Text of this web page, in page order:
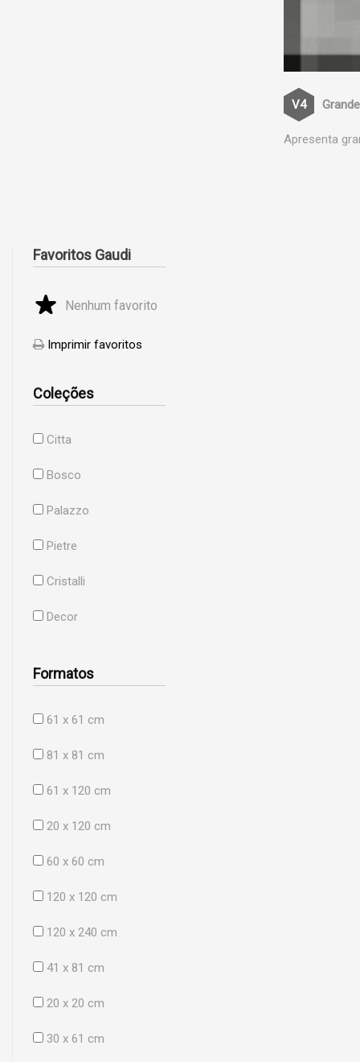
Apresenta
Favoritos Gaudi
Nenhum favorito
Imprimir favoritos
Coleções
Citta
Bosco
Palazzo
Pietre
Cristalli
Decor
Formatos
61 x 61 cm
81 x 81 cm
61 x 120 cm
20 x 120 cm
60 x 60 cm
120 x 120 cm
120 x 240 cm
41 x 81 cm
20 x 20 cm
30 x 61 cm